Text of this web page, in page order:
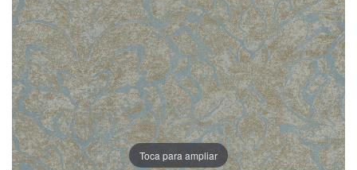
Toca para ampliar